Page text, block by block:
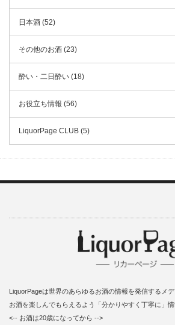
日本酒 (52)
その他のお酒 (23)
酔い・二日酔い (18)
お役立ち情報 (56)
LiquorPage CLUB (5)
LiquorPageは世界のあらゆるお酒の情報を発信するメ
お酒を楽しんでもらえるよう「分かりやすく丁寧に」情
<-- お酒は20歳になってから -->